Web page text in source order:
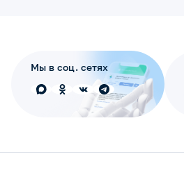
Мы в соц. сетях